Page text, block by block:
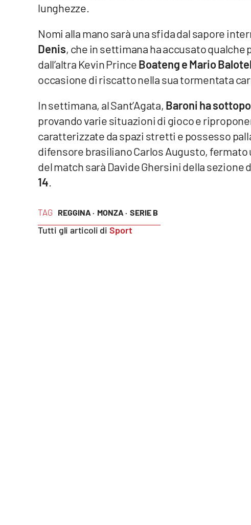
Reggio Calabria
Lamezia Terme
Buona Sanità Calabria
TAG REGGINA · MONZA · SERIE B
Tutti gli articoli di Sport
lunghezze.
Nomi alla mano sarà una sfida dal sapore
Denis, che in settimana ha accusato
dall’altra Kevin PrinceBoateng e Mario
occasione di riscatto nella sua tormentata
In settimana, al Sant’Agata, Baroni ha
provando varie situazioni di gioco e
caratterizzate da spazi stretti e possesso
difensore brasiliano Carlos Augusto,
del match sarà Davide Ghersini della sezione
14